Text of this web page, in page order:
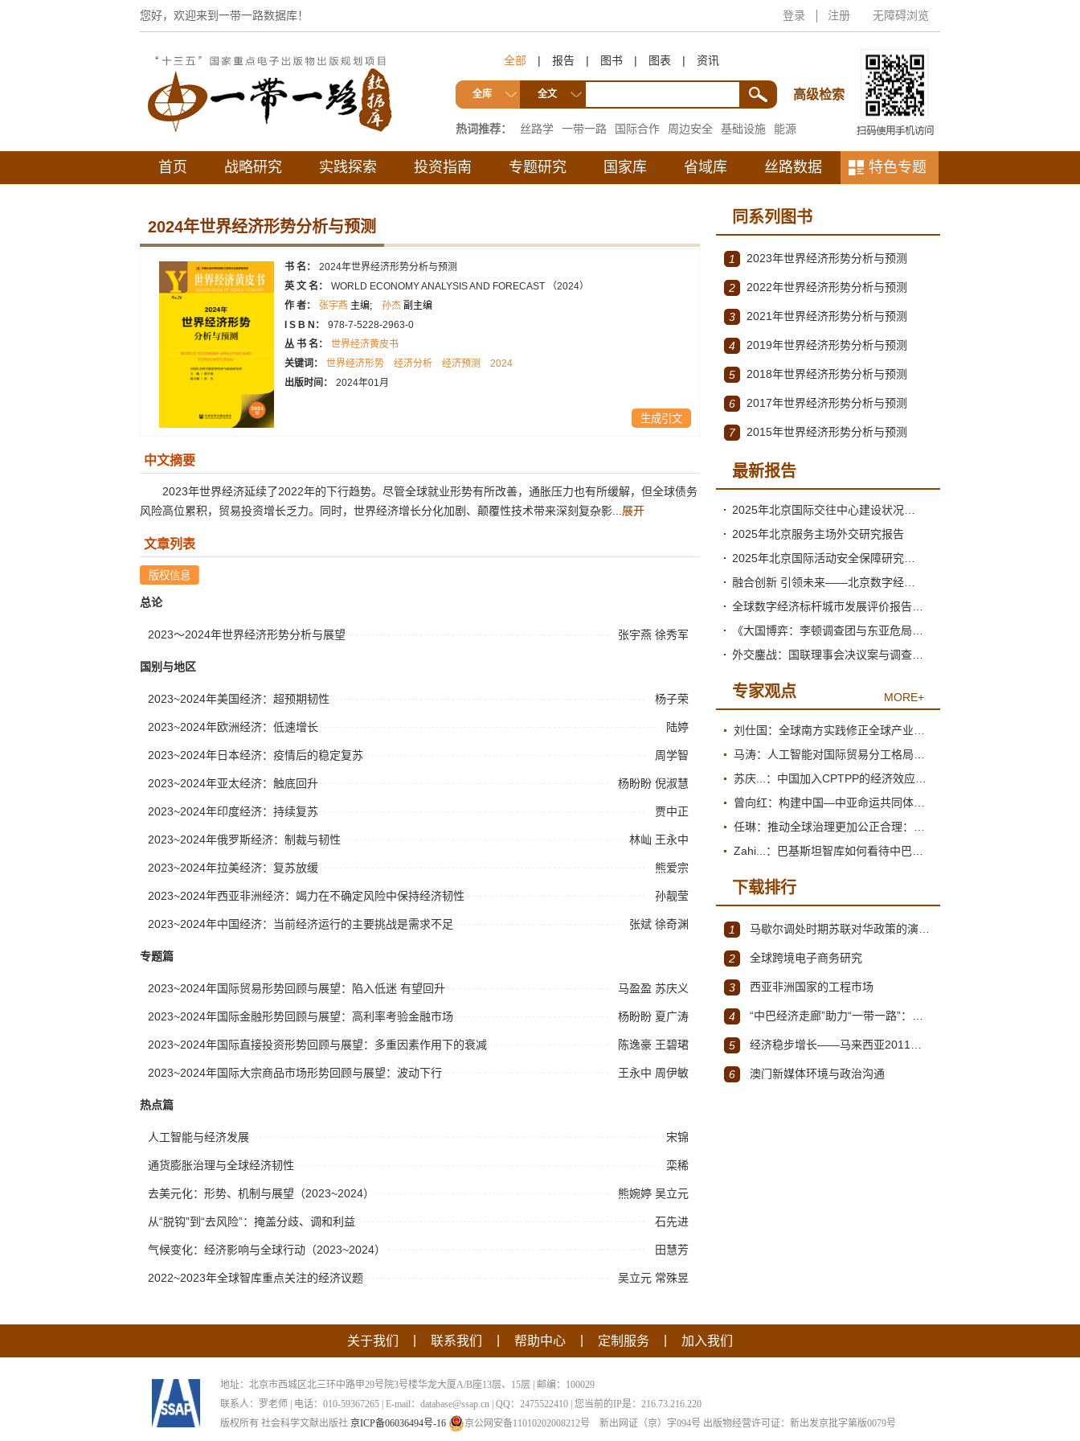
登录 注册 无障碍浏览
您好，欢迎来到一带一路数据库！
全部 | 报告 | 图书 | 图表 | 资讯
全库 全文 高级检索
热词推荐： 丝路学 一带一路 国际合作 周边安全 基础设施
能源
互联互通
首页 战略研究 实践探索 投资指南 专题研究 国家库 省域库 丝路数据 特色专题
2024年世界经济形势分析与预测
书 名：
2024年世界经济形势分析与预测
英 文 名：
WORLD ECONOMY ANALYSIS AND FORECAST （2024）
作 者：
张宇燕 主编; 孙杰 副主编
I S B N：
978-7-5228-2963-0
丛 书 名：
世界经济黄皮书
关键词：
世界经济形势 经济分析 经济预测
2024
出版时间：
2024年01月
生成引文
中文摘要
2023年世界经济延续了2022年的下行趋势。尽管全球就业形势有所改善，通胀压力也有所缓解，但全球债务
风险高位累积，贸易投资增长乏力。同时，世界经济增长分化加剧、颠覆性技术带来深刻复杂影... 展开
文章列表
总论
张宇燕徐秀军
2023～2024年世界经济形势分析与展望
国别与地区
杨子荣
2023~2024年美国经济：超预期韧性
陆婷
2023~2024年欧洲经济：低速增长
周学智
2023~2024年日本经济：疫情后的稳定复苏
杨盼盼倪淑慧
2023~2024年亚太经济：触底回升
贾中正
2023~2024年印度经济：持续复苏
林屾 王永中
2023~2024年俄罗斯经济：制裁与韧性
熊爱宗
2023~2024年拉美经济：复苏放缓
孙靓莹
2023~2024年西亚非洲经济：竭力在不确定风险中保持经济韧性
张斌徐奇渊
2023~2024年中国经济：当前经济运行的主要挑战是需求不足
专题篇
马盈盈苏庆义
2023~2024年国际贸易形势回顾与展望：陷入低迷 有望回升
杨盼盼 夏广涛
2023~2024年国际金融形势回顾与展望：高利率考验金融市场
陈逸豪 王碧珺
2023~2024年国际直接投资形势回顾与展望：多重因素作用下的衰减
王永中 周伊敏
2023~2024年国际大宗商品市场形势回顾与展望：波动下行
热点篇
宋锦
人工智能与经济发展
栾稀
通货膨胀治理与全球经济韧性
熊婉婷吴立元
去美元化：形势、机制与展望（2023~2024）
石先进
从“脱钩”到“去风险”：掩盖分歧、调和利益
田慧芳
气候变化：经济影响与全球行动（2023~2024）
吴立元 常殊昱
2022~2023年全球智库重点关注的经济议题
同系列图书
1 2023年世界经济形势分析与预测
2 2022年世界经济形势分析与预测
3 2021年世界经济形势分析与预测
4 2019年世界经济形势分析与预测
5 2018年世界经济形势分析与预测
6 2017年世界经济形势分析与预测
7 2015年世界经济形势分析与预测
最新报告
2025年北京服务主场外交研究报告
专家观点 MORE+
下载排行
1 马歇尔调处时期苏联对华政策的演变（1945年12月～1947年1月）
2 全球跨境电子商务研究
3 西亚非洲国家的工程市场
4 “中巴经济走廊”助力“一带一路”：机遇与挑战
5 经济稳步增长——马来西亚2011～2012年经济发展回顾与展望
6 澳门新媒体环境与政治沟通
关于我们 联系我们 帮助中心 定制服务 加入我们
地址：北京市西城区北三环中路甲29号院3号楼华龙大厦A/B座13层、15层 | 邮编：100029
联系人：罗老师 | 电话：010-59367265 | E-mail：database@ssap.cn | QQ：2475522410 | 您当前的IP是： 216.73.216.220
版权所有 社会科学文献出版社 京ICP备06036494号-16 京公网安备11010202008212号 新出网证（京）字094号 出版物经营许可证：新出发京批字第版0079号